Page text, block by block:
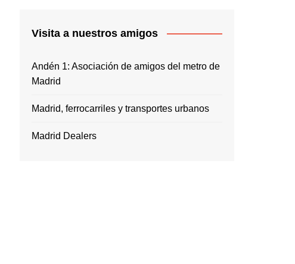
Visita a nuestros amigos
Andén 1: Asociación de amigos del metro de
Madrid
Madrid, ferrocarriles y transportes urbanos
Madrid Dealers